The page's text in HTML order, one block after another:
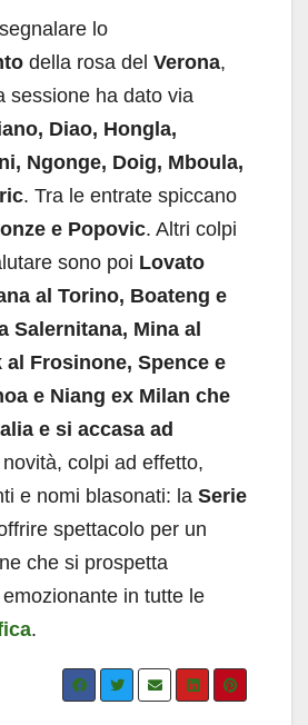
lo
della rosa del Verona,
sessione ha dato via
Diao, Hongla,
Ngonge, Doig, Mboula,
. Tra le entrate spiccano
e Popovic. Altri colpi
sono poi Lovato
al Torino, Boateng e
Salernitana, Mina al
al Frosinone, Spence e
e Niang ex Milan che
e si accasa ad
novità, colpi ad effetto,
e nomi blasonati: la Serie
spettacolo per un
che si prospetta
in tutte le
.